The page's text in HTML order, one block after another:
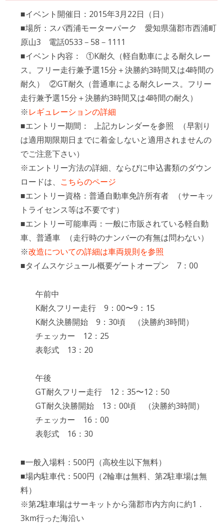
■イベント開催日：2015年3月22日（日）
■場所：スパ西浦モーターパーク 愛知県蒲郡市西浦町
原山3 電話0533－58－1111
■イベント内容： ①K耐久（軽自動車による耐久レー
ス。フリー走行兼予選15分＋決勝約3時間又は4時間の
耐久） ②GT耐久（普通車による耐久レース。フリー
走行兼予選15分＋決勝約3時間又は4時間の耐久）
※レギュレーションの詳細
■エントリー期間： 上記カレンダーを参照 （早割り
は適用期限期日までに着金しないと適用されませんの
でご注意下さい）
※エントリー方法の詳細、ならびに申込書類のダウン
ロードは、 こちらのページ
■エントリー資格：普通自動車免許所有者 （サーキッ
トライセンス等は不要です）
■エントリー可能車両：一般に市販されている軽自動
車、普通車 （走行時のナンバーの有無は問わない）
※改造についての詳細は車両規則を参照
■タイムスケジュール概要ゲートオープン 7：00
午前中
K耐久フリー走行 9：00〜9：15
K耐久決勝開始 9：30頃 （決勝約3時間）
チェッカー 12：25
表彰式 13：20
午後
GT耐久フリー走行 12：35〜12：50
GT耐久決勝開始 13：00頃 （決勝約3時間）
チェッカー 16：00
表彰式 16：30
■一般入場料：500円（高校生以下無料）
■場内駐車代：500円（2輪車は無料、第2駐車場は無
料）
※第2駐車場はサーキットから蒲郡市内方向に約1．
3km行った海沿い